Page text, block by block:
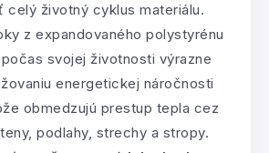
celý životný cyklus materiálu.
z expandovaného polystyrénu
svojej životnosti výrazne
energetickej náročnosti
obmedzujú prestup tepla cez
podlahy, strechy a stropy.